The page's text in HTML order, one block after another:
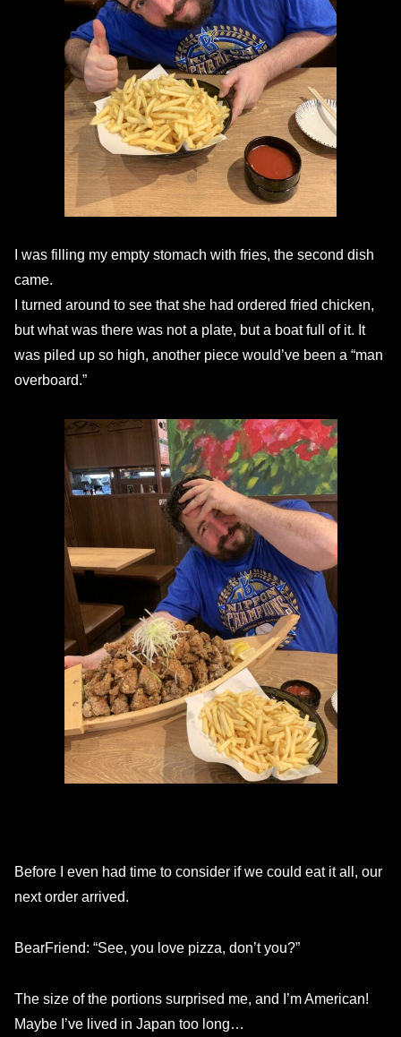
I was filling my empty stomach with fries, the second dish
came.
I turned around to see that she had ordered fried chicken,
but what was there was not a plate, but a boat full of it. It
was piled up so high, another piece would’ve been a “man
overboard.”
Before I even had time to consider if we could eat it all, our
next order arrived.
BearFriend: “See, you love pizza, don’t you?”
The size of the portions surprised me, and I’m American!
Maybe I’ve lived in Japan too long…